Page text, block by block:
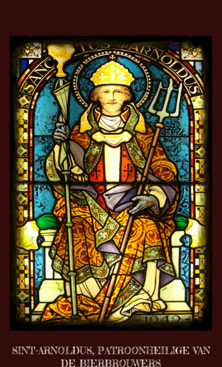
SINT-ARNOLDUS, PATROONHEILIGE VAN
DE BIERBROUWERS